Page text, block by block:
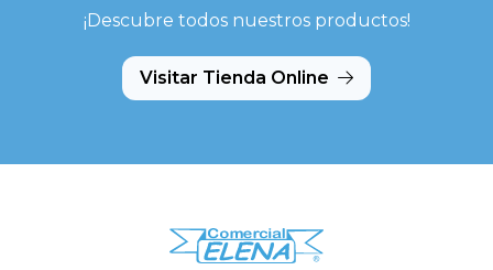
¡Descubre todos nuestros productos!
Visitar Tienda Online